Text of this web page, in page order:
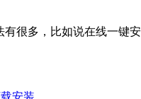
有很多，比如说在线一键